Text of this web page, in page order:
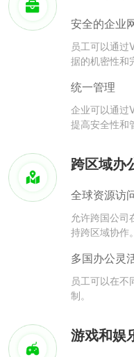
安全的企业
员工可以通过
据的机密性和
统一管理
企业可以通过
提高安全性和
跨区域办
全球资源访
允许跨国公司
持跨区域协作。
多国办公灵
员工可以在不
制。
游戏和娱